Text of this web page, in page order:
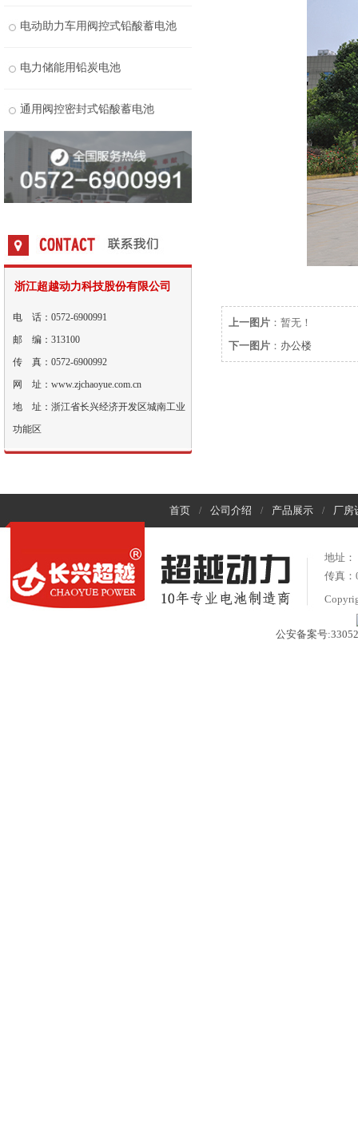
电动助力车用阀控式铅酸蓄电池
电力储能用铅炭电池
通用阀控密封式铅酸蓄电池
浙江超越动力科技股份有限公司
电 话：0572-6900991
邮 编：313100
传 真：0572-6900992
网 址：www.zjchaoyue.com.cn
地 址：浙江省长兴经济开发区城南工业
功能区
上一图片 ：暂无！
下一图片 ： 办公楼
首页 / 公司介绍 / 产品展示 / 厂房
地址
传真：
公安备案号